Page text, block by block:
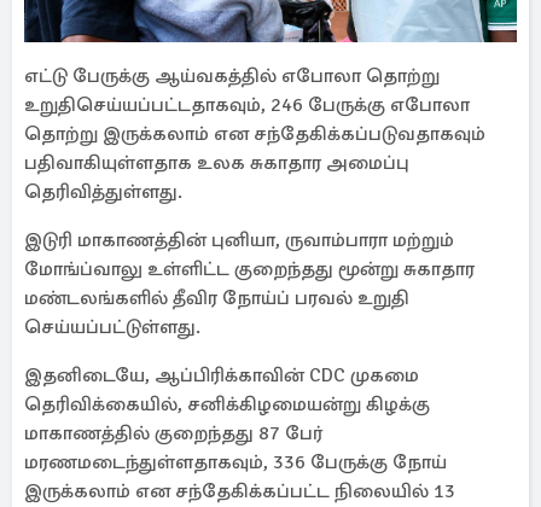
எட்டு பேருக்கு ஆய்வகத்தில் எபோலா தொற்று
உறுதிசெய்யப்பட்டதாகவும், 246 பேருக்கு எபோலா
தொற்று இருக்கலாம் என சந்தேகிக்கப்படுவதாகவும்
பதிவாகியுள்ளதாக உலக சுகாதார அமைப்பு
தெரிவித்துள்ளது.
இடுரி மாகாணத்தின் புனியா, ருவாம்பாரா மற்றும்
மோங்ப்வாலு உள்ளிட்ட குறைந்தது மூன்று சுகாதார
மண்டலங்களில் தீவிர நோய்ப் பரவல் உறுதி
செய்யப்பட்டுள்ளது.
இதனிடையே, ஆப்பிரிக்காவின் CDC முகமை
தெரிவிக்கையில், சனிக்கிழமையன்று கிழக்கு
மாகாணத்தில் குறைந்தது 87 பேர்
மரணமடைந்துள்ளதாகவும், 336 பேருக்கு நோய்
இருக்கலாம் என சந்தேகிக்கப்பட்ட நிலையில் 13